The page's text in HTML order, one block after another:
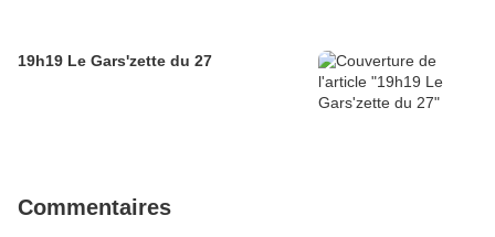
19h19 Le Gars'zette du 27
Commentaires